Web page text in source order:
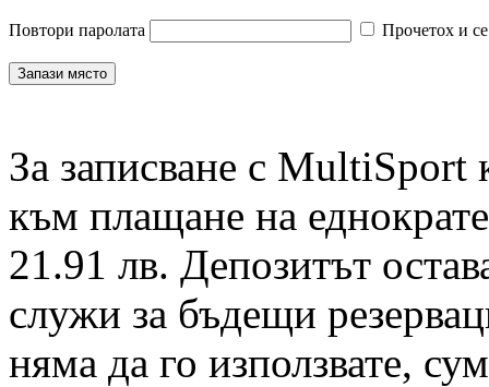
Повтори паролата Прочетох и
За записване с MultiSport
към плащане на
21.91 лв. Депозитът
служи за бъдещи
няма да го използвате,